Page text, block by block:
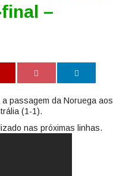
–
passagem da Noruega aos
(1-1).
nas próximas linhas.